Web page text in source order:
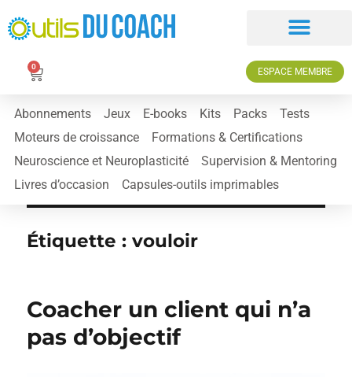
0 ESPACE MEMBRE
Abonnements Jeux E-books Kits Packs
Tests
Moteurs de croissance
Formations & Certifications
Neuroscience et Neuroplasticité
Supervision & Mentoring
Livres d’occasion
Capsules-outils imprimables
Étiquette :vouloir
Coacher un client qui n’a
pas d’objectif